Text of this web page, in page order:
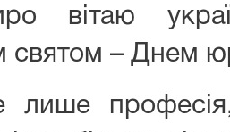
вітаю
святом – Днем
лише